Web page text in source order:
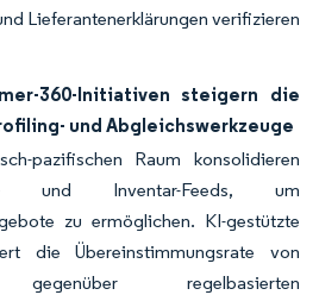
Lieferantenerklärungen verifizieren
360-Initiativen steigern die
und Abgleichswerkzeuge
pazifischen Raum konsolidieren
und Inventar-Feeds, um
zu ermöglichen. KI-gestützte
die Übereinstimmungsrate von
gegenüber regelbasierten